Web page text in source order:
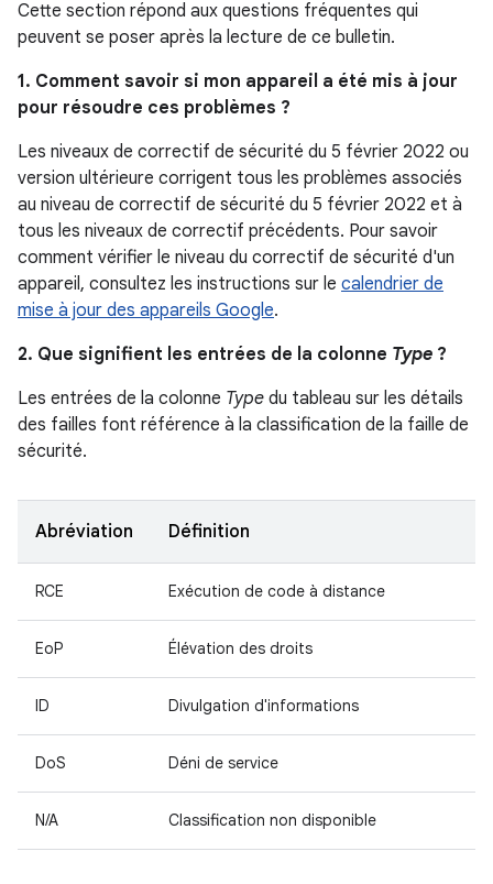
Cette section répond aux questions fréquentes qui
peuvent se poser après la lecture de ce bulletin.
1. Comment savoir si mon appareil a été mis à jour
pour résoudre ces problèmes ?
Les niveaux de correctif de sécurité du 5 février 2022 ou
version ultérieure corrigent tous les problèmes associés
au niveau de correctif de sécurité du 5 février 2022 et à
tous les niveaux de correctif précédents. Pour savoir
comment vérifier le niveau du correctif de sécurité d'un
appareil, consultez les instructions sur le calendrier de
mise à jour des appareils Google.
2. Que signifient les entrées de la colonne Type ?
Les entrées de la colonne Type du tableau sur les détails
des failles font référence à la classification de la faille de
sécurité.
Abréviation Définition
RCE Exécution de code à distance
EoP Élévation des droits
ID Divulgation d'informations
DoS Déni de service
N/A Classification non disponible